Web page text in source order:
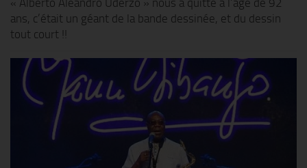
« Alberto Aleandro Uderzo » nous a quitté à l’âge de 92
ans, c’était un géant de la bande dessinée, et du dessin
tout court !!